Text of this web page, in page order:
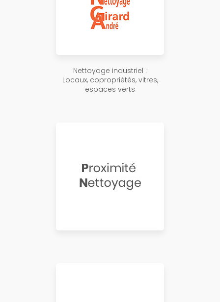
Nettoyage industriel :
Locaux, copropriétés, vitres,
espaces verts